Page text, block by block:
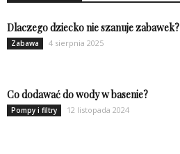
Dlaczego dziecko nie szanuje zabawek?
Zabawa 4 sierpnia 2025
Co dodawać do wody w basenie?
Pompy i filtry 12 listopada 2024